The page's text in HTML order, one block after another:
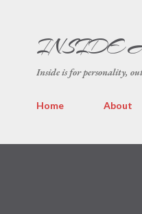
INSIDE
Inside is for personality,
Home About